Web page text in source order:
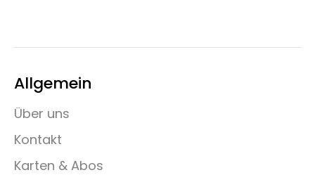
Allgemein
Über uns
Kontakt
Karten & Abos